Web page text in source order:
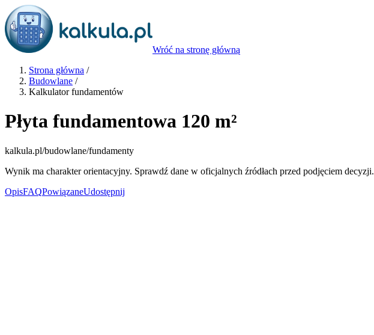
Wróć na stronę główną
Strona główna /
Budowlane /
Kalkulator fundamentów
Płyta fundamentowa 120 m²
kalkula.pl/budowlane/fundamenty
Wynik ma charakter orientacyjny. Sprawdź dane w oficjalnych źródłach przed podjęciem decyzji.
OpisFAQPowiązaneUdostępnij